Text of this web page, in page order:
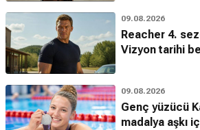
09.08.2026
Reacher 4.
Vizyon tarihi
09.08.2026
Genç yüzücü
madalya aşkı